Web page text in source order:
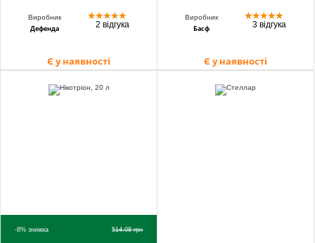
Виробник
Дефенда
★★★★★
2 відгука
Є у наявності
Виробник
Басф
★★★★★
3 відгука
Є у наявності
-8%знижка 514.08грн